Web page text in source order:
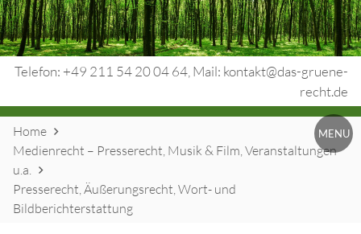
Skip
to
content
Telefon: +49 211 54 20 04 64, Mail: kontakt@das-gruene-
recht.de
Urheberrecht.
Medienrecht.
gewerbl.
Rechtsschutz.
MENU
Website
Breadcrumbs
Home
Medienrecht – Presserecht, Musik & Film, Veranstaltungen
u.a.
Presserecht, Äußerungsrecht, Wort- und
Bildberichterstattung